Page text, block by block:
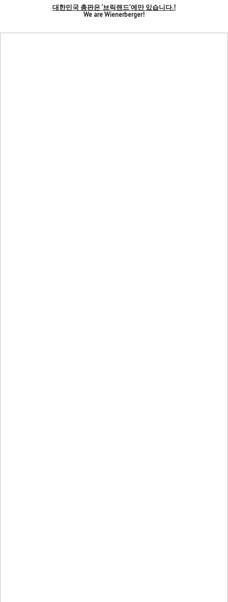
대한민국 총판은 ‘브릭랜드’에만 있습니다.!
We are Wienerberger!